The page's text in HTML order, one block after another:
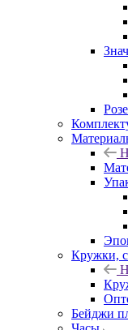
Кружки,
Бейджи